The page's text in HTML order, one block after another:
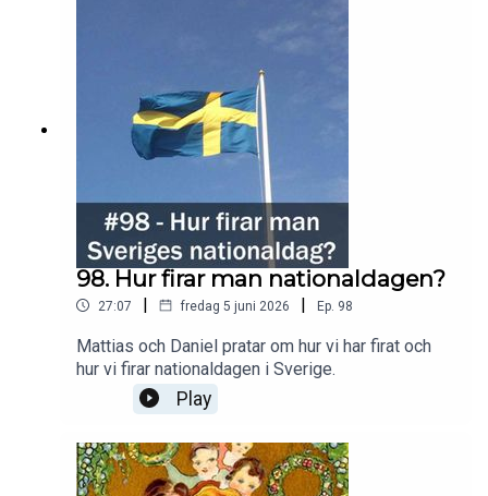
98. Hur firar man nationaldagen?
27:07 | fredag 5 juni 2026 | Ep. 98
Mattias och Daniel pratar om hur vi har firat och
hur vi firar nationaldagen i Sverige.
Play